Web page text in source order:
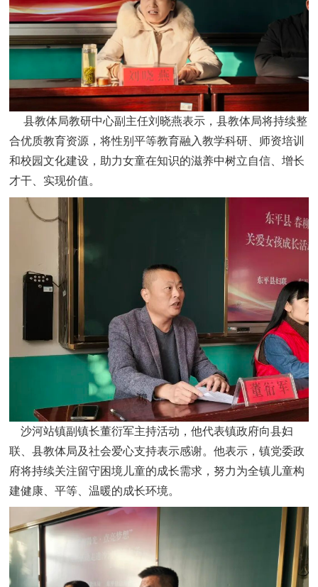
县教体局教研中心副主任刘晓燕表示，县教体局将持续整
合优质教育资源，将性别平等教育融入教学科研、师资培训
和校园文化建设，助力女童在知识的滋养中树立自信、增长
才干、实现价值。
沙河站镇副镇长董衍军主持活动，他代表镇政府向县妇
联、县教体局及社会爱心支持表示感谢。他表示，镇党委政
府将持续关注留守困境儿童的成长需求，努力为全镇儿童构
建健康、平等、温暖的成长环境。